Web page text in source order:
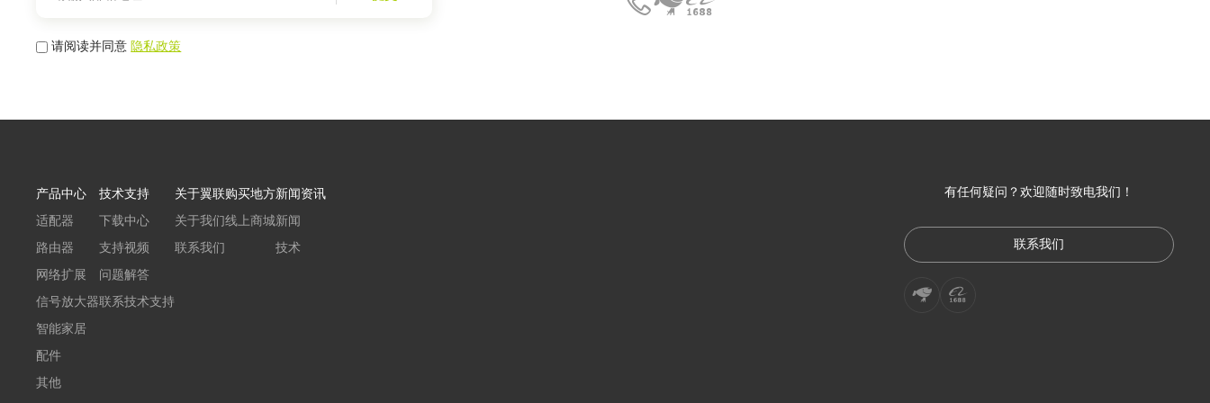
请阅读并同意隐私政策
产品中心
适配器
路由器
网络扩展
信号放大器
智能家居
配件
其他
技术支持
下载中心
支持视频
问题解答
联系技术支持
关于翼联
关于我们
联系我们
购买地方
线上商城
新闻资讯
新闻
技术
有任何疑问？欢迎随时致电我们！
联系我们